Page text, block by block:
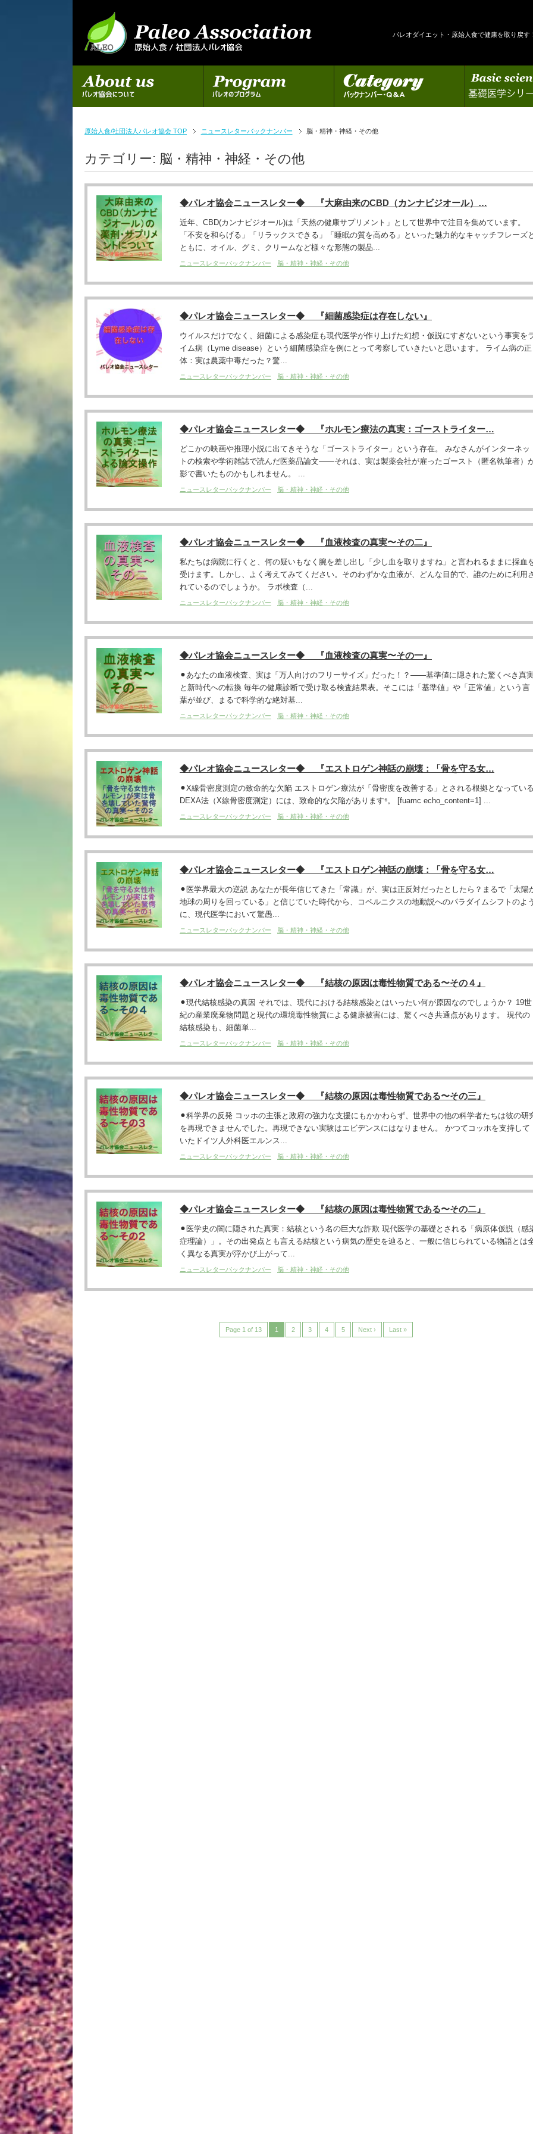
パレオダイエット・原始人食で健康を取り戻
初めての方へ パレオのプログラム カテゴリー 基礎医学シリーズの更新
原始人食/社団法人パレオ協会 TOP ニュースレターバックナンバー 脳・精神・神経・その他
カテゴリー: 脳・精神・神経・その他
◆パレオ協会ニュースレター◆ 『大麻由来のCBD（カンナビジオール）…
近年、CBD(カンナビジオール)は「天然の健康サプリメント」として世界中で注目を集めています。
「不安を和らげる」「リラックスできる」「睡眠の質を高める」といった魅力的なキャッチフレーズ
ともに、オイル、グミ、クリームなど様々な形態の製品...
ニュースレターバックナンバー 脳・精神・神経・その他
◆パレオ協会ニュースレター◆ 『細菌感染症は存在しない』
ウイルスだけでなく、細菌による感染症も現代医学が作り上げた幻想・仮説にすぎないという事実を
イム病（Lyme disease）という細菌感染症を例にとって考察していきたいと思います。 ライム病の正
体：実は農薬中毒だった？驚...
ニュースレターバックナンバー 脳・精神・神経・その他
◆パレオ協会ニュースレター◆ 『ホルモン療法の真実：ゴーストライター…
どこかの映画や推理小説に出てきそうな「ゴーストライター」という存在。 みなさんがインターネッ
トの検索や学術雑誌で読んだ医薬品論文――それは、実は製薬会社が雇ったゴースト（匿名執筆者）
影で書いたものかもしれません。 ...
ニュースレターバックナンバー 脳・精神・神経・その他
◆パレオ協会ニュースレター◆ 『血液検査の真実〜その二』
私たちは病院に行くと、何の疑いもなく腕を差し出し「少し血を取りますね」と言われるままに採血
受けます。しかし、よく考えてみてください。そのわずかな血液が、どんな目的で、誰のために利用
れているのでしょうか。 ラボ検査（...
ニュースレターバックナンバー 脳・精神・神経・その他
◆パレオ協会ニュースレター◆ 『血液検査の真実〜その一』
⚫︎あなたの血液検査、実は「万人向けのフリーサイズ」だった！？――基準値に隠された驚くべき真
と新時代への転換 毎年の健康診断で受け取る検査結果表。そこには「基準値」や「正常値」という言
葉が並び、まるで科学的な絶対基...
ニュースレターバックナンバー 脳・精神・神経・その他
◆パレオ協会ニュースレター◆ 『エストロゲン神話の崩壊：「骨を守る女…
⚫︎X線骨密度測定の致命的な欠陥 エストロゲン療法が「骨密度を改善する」とされる根拠となってい
DEXA法（X線骨密度測定）には、致命的な欠陥があります⁶。 [fuamc echo_content=1] ...
ニュースレターバックナンバー 脳・精神・神経・その他
◆パレオ協会ニュースレター◆ 『エストロゲン神話の崩壊：「骨を守る女…
⚫︎医学界最大の逆説 あなたが長年信じてきた「常識」が、実は正反対だったとしたら？まるで「太陽
地球の周りを回っている」と信じていた時代から、コペルニクスの地動説へのパラダイムシフトのよ
に、現代医学において驚愚...
ニュースレターバックナンバー 脳・精神・神経・その他
◆パレオ協会ニュースレター◆ 『結核の原因は毒性物質である〜その４』
⚫︎現代結核感染の真因 それでは、現代における結核感染とはいったい何が原因なのでしょうか？ 19世
紀の産業廃棄物問題と現代の環境毒性物質による健康被害には、驚くべき共通点があります。 現代の
結核感染も、細菌単...
ニュースレターバックナンバー 脳・精神・神経・その他
◆パレオ協会ニュースレター◆ 『結核の原因は毒性物質である〜その三』
⚫︎科学界の反発 コッホの主張と政府の強力な支援にもかかわらず、世界中の他の科学者たちは彼の研
を再現できませんでした。再現できない実験はエビデンスにはなりません。 かつてコッホを支持して
いたドイツ人外科医エルンス...
ニュースレターバックナンバー 脳・精神・神経・その他
◆パレオ協会ニュースレター◆ 『結核の原因は毒性物質である〜その二』
⚫︎医学史の闇に隠された真実：結核という名の巨大な詐欺 現代医学の基礎とされる「病原体仮説（感
症理論）」。その出発点とも言える結核という病気の歴史を辿ると、一般に信じられている物語とは
く異なる真実が浮かび上がって...
ニュースレターバックナンバー 脳・精神・神経・その他
Page 1 of 13 1 2 3 4 5 Next › Last »